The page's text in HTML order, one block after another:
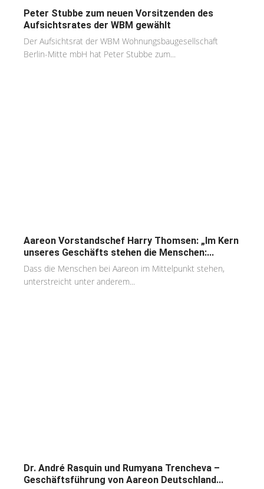
Peter Stubbe zum neuen Vorsitzenden des
Aufsichtsrates der WBM gewählt
Der Aufsichtsrat der WBM Wohnungsbaugesellschaft
Berlin-Mitte mbH hat Peter Stubbe zum...
Aareon Vorstandschef Harry Thomsen: „Im Kern
unseres Geschäfts stehen die Menschen:...
Dass die Menschen bei Aareon im Mittelpunkt stehen,
unterstreicht unter anderem...
Dr. André Rasquin und Rumyana Trencheva –
Geschäftsführung von Aareon Deutschland...